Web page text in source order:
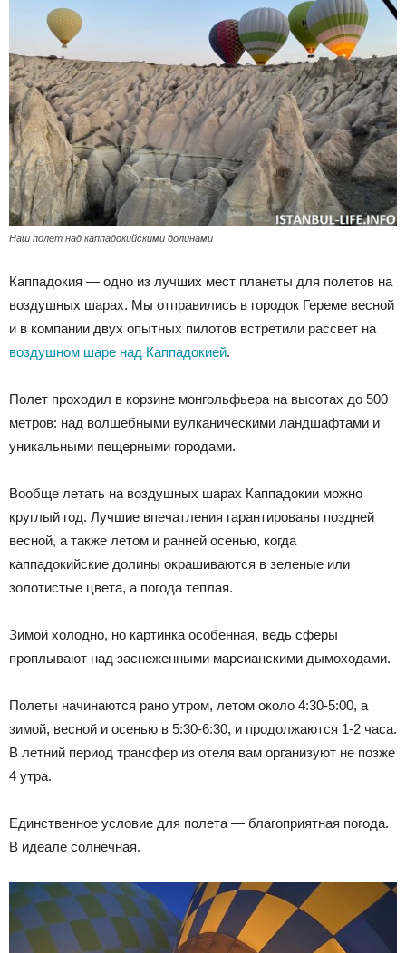
Наш полет над каппадокийскими долинами
Каппадокия — одно из лучших мест планеты для полетов на
воздушных шарах. Мы отправились в городок Гереме весной
и в компании двух опытных пилотов встретили рассвет на
воздушном шаре над Каппадокией.
Полет проходил в корзине монгольфьера на высотах до 500
метров: над волшебными вулканическими ландшафтами и
уникальными пещерными городами.
Вообще летать на воздушных шарах Каппадокии можно
круглый год. Лучшие впечатления гарантированы поздней
весной, а также летом и ранней осенью, когда
каппадокийские долины окрашиваются в зеленые или
золотистые цвета, а погода теплая.
Зимой холодно, но картинка особенная, ведь сферы
проплывают над заснеженными марсианскими дымоходами.
Полеты начинаются рано утром, летом около 4:30-5:00, а
зимой, весной и осенью в 5:30-6:30, и продолжаются 1-2 часа.
В летний период трансфер из отеля вам организуют не позже
4 утра.
Единственное условие для полета — благоприятная погода.
В идеале солнечная.